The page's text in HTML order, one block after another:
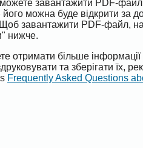
завантажити PDF-
можна буде відкрити за
завантажити PDF-файл,
нижче.
отримати більше
та зберігати їх,
Frequently Asked Questions